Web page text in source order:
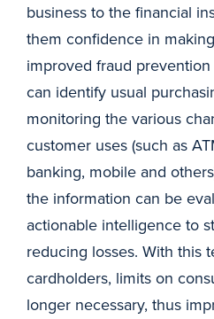
business to the financial
them confidence in
improved fraud
can identify usual
monitoring the various
customer uses (such as
banking, mobile and
the information can be
actionable intelligence to
reducing losses. With this
cardholders, limits on
longer necessary, thus